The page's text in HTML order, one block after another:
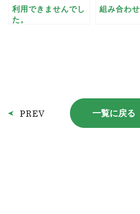
利用できませんでし
た。
組み合わせ
一覧に戻る